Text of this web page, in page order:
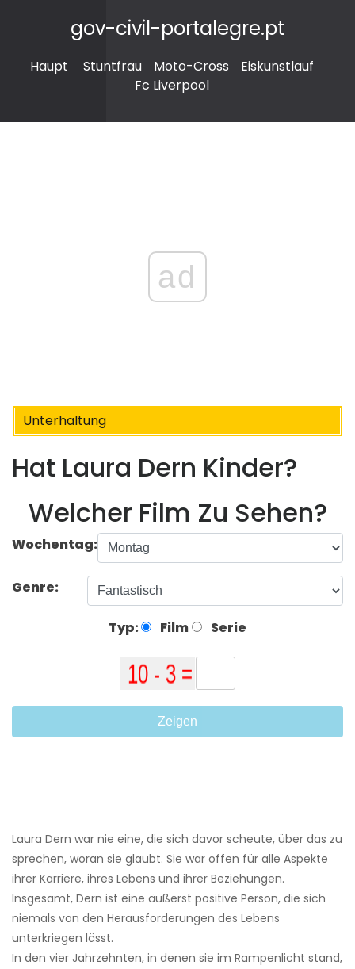
gov-civil-portalegre.pt
Haupt Stuntfrau Moto-Cross
Eiskunstlauf
Fc Liverpool
ad
Unterhaltung
Hat Laura Dern Kinder?
Welcher Film Zu Sehen?
Wochentag:
Genre:
Typ: Film Serie
Zeigen
Laura Dern war nie eine, die sich davor scheute, über das zu
sprechen, woran sie glaubt. Sie war offen für alle Aspekte
ihrer Karriere, ihres Lebens und ihrer Beziehungen.
Insgesamt, Dern ist eine äußerst positive Person, die sich
niemals von den Herausforderungen des Lebens
unterkriegen lässt.
In den vier Jahrzehnten, in denen sie im Rampenlicht stand,